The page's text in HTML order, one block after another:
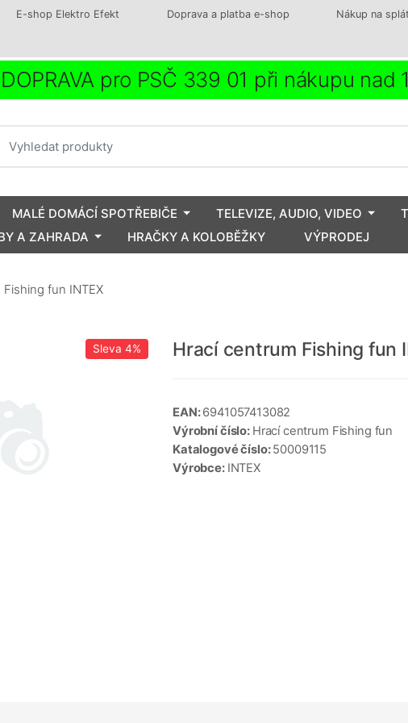
E-shop Elektro Efekt Doprava a platba e-shop Nákup na
DOPRAVA pro PSČ 339 01 při nákupu nad
MALÉ DOMÁCÍ SPOTŘEBIČE TELEVIZE, AUDIO, VIDEO
A ZAHRADA HRAČKY A KOLOBĚŽKY VÝPRODEJ
fun INTEX
Sleva 4% Hrací centrum Fishing fun
EAN:6941057413082
Výrobní číslo: Hrací centrum Fishing fun
Katalogové číslo:50009115
Výrobce: INTEX